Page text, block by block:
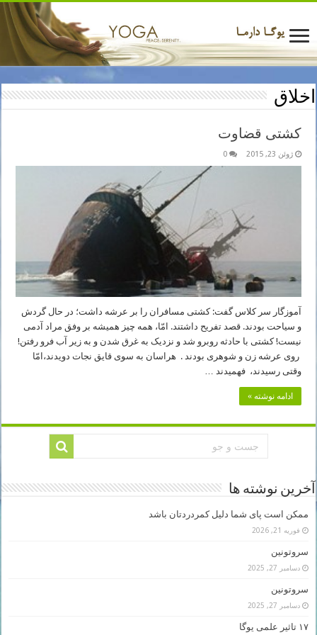
اخلاق
کشتی قضاوت
ژوئن 23, 2015 0
آموزگار سر کلاس گفت: کشتی مسافران را بر عرشه داشت؛ در حال گردش
و سیاحت بودند. قصد تفریح داشتند. امّا، همه چیز همیشه بر وفق مراد آدمی
نیست! کشتی با حادثه روبرو شد و نزدیک به غرق شدن و به زیر آب فرو رفتن!
روی عرشه زن و شوهری بودند . هراسان به سوی قایق نجات دویدند،امّا
وقتی رسیدند، فهمیدند …
ادامه نوشته »
آخرین نوشته ها
ممکن است پای شما دلیل کمردردتان باشد
فوریه 21, 2026
سروتونین
دسامبر 27, 2025
سروتونین
دسامبر 27, 2025
۱۷ تاثیر علمی یوگا